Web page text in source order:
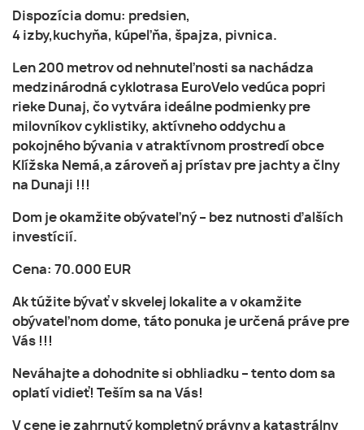
Dispozícia domu: predsien,
4 izby,kuchyňa, kúpeľňa, špajza, pivnica.
Len 200 metrov od nehnuteľnosti sa nachádza
medzinárodná cyklotrasa EuroVelo vedúca popri
rieke Dunaj, čo vytvára ideálne podmienky pre
milovníkov cyklistiky, aktívneho oddychu a
pokojného bývania v atraktívnom prostredí obce
Klížska Nemá,a zároveň aj prístav pre jachty a člny
na Dunaji !!!
Dom je okamžite obývateľný – bez nutnosti ďalších
investícií.
Cena: 70.000 EUR
Ak túžite bývať v skvelej lokalite a v okamžite
obývateľnom dome, táto ponuka je určená práve pre
Vás !!!
Neváhajte a dohodnite si obhliadku – tento dom sa
oplatí vidieť! Teším sa na Vás!
V cene je zahrnutý kompletný právny a katastrálny